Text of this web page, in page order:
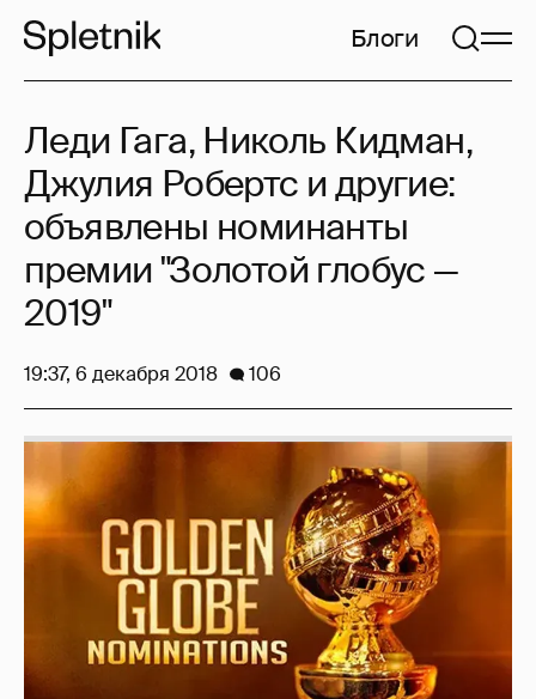
Блоги
Леди Гага, Николь Кидман,
Джулия Робертс и другие:
объявлены номинанты
премии "Золотой глобус —
2019"
19:37, 6 декабря 2018 106